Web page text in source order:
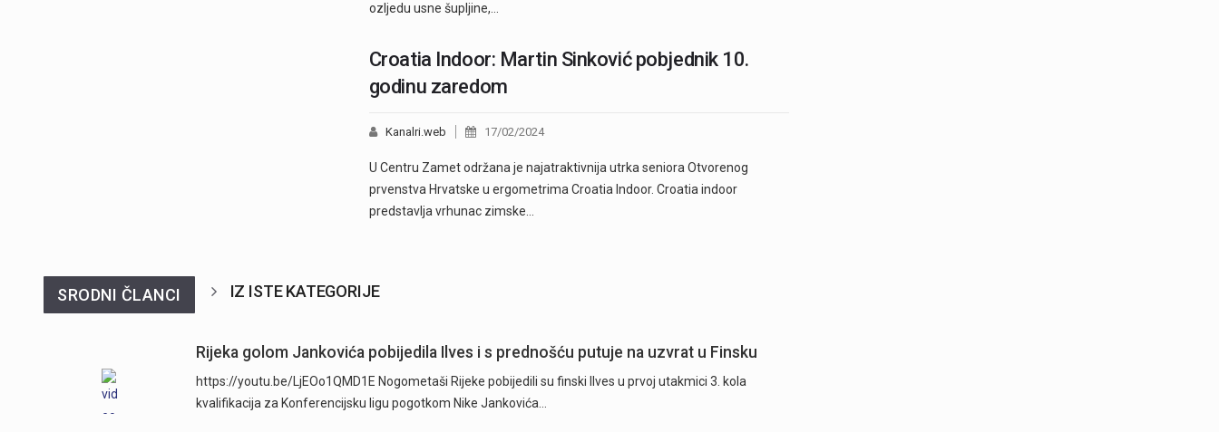
ozljedu usne šupljine,…
Croatia Indoor: Martin Sinković pobjednik 10.
godinu zaredom
Kanalri.web 17/02/2024
U Centru Zamet održana je najatraktivnija utrka seniora Otvorenog
prvenstva Hrvatske u ergometrima Croatia Indoor. Croatia indoor
predstavlja vrhunac zimske…
SRODNI ČLANCI IZ ISTE KATEGORIJE
Rijeka golom Jankovića pobijedila Ilves i s prednošću putuje na uzvrat u Finsku
https://youtu.be/LjEOo1QMD1E Nogometaši Rijeke pobijedili su finski Ilves u prvoj utakmici 3. kola
kvalifikacija za Konferencijsku ligu pogotkom Nike Jankovića…